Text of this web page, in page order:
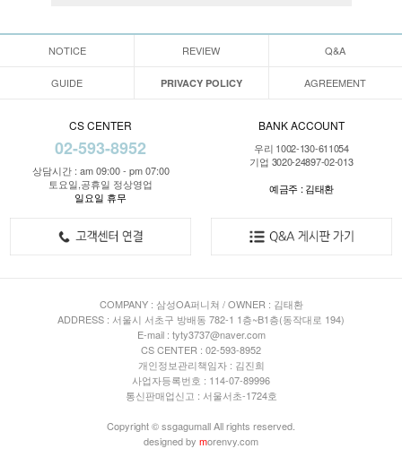
NOTICE REVIEW Q&A
GUIDE PRIVACY POLICY AGREEMENT
CS CENTER
02-593-8952
상담시간 : am 09:00 - pm 07:00
토요일,공휴일 정상영업
일요일 휴무
BANK ACCOUNT
우리 1002-130-611054
기업 3020-24897-02-013
예금주 : 김태환
COMPANY : 삼성OA퍼니쳐 / OWNER : 김태환
ADDRESS : 서울시 서초구 방배동 782-1 1층~B1층(동작대로 194)
E-mail : tyty3737@naver.com
CS CENTER : 02-593-8952
개인정보관리책임자 : 김진희
사업자등록번호 : 114-07-89996
통신판매업신고 : 서울서초-1724호
Copyright © ssgagumall All rights reserved.
designed by morenvy.com